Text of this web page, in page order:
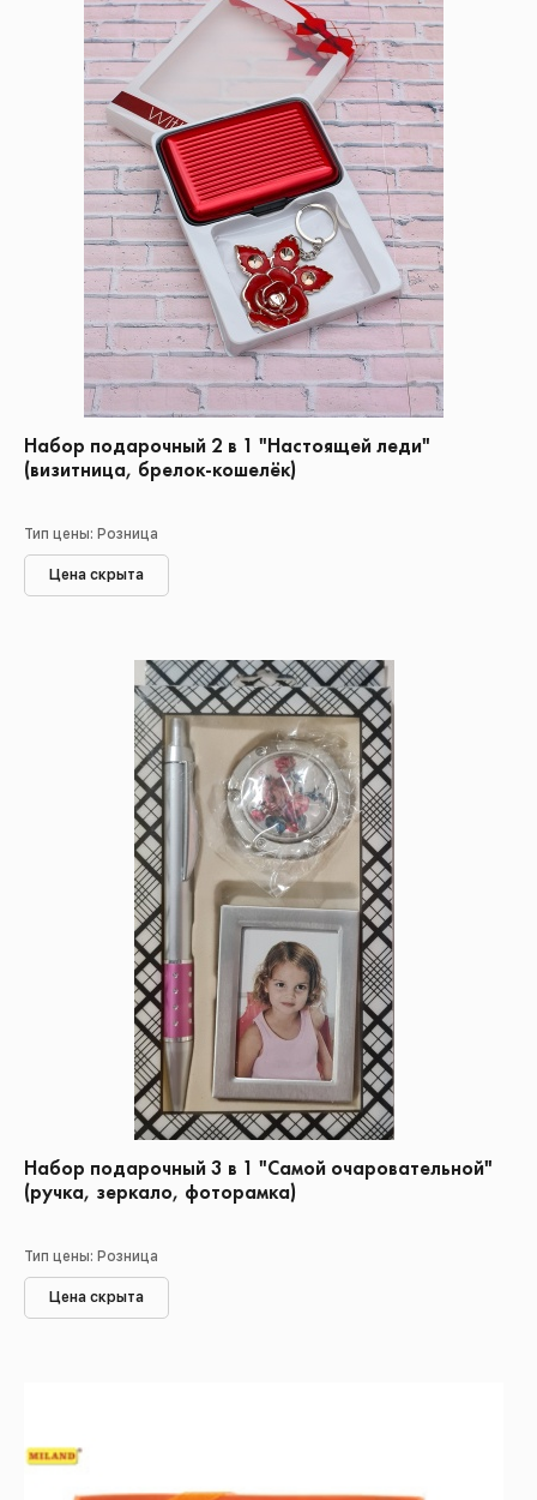
Набор подарочный 2 в 1 "Настоящей леди"
(визитница, брелок-кошелёк)
Тип цены: Розница
Цена скрыта
Набор подарочный 3 в 1 "Самой очаровательной"
(ручка, зеркало, фоторамка)
Тип цены: Розница
Цена скрыта